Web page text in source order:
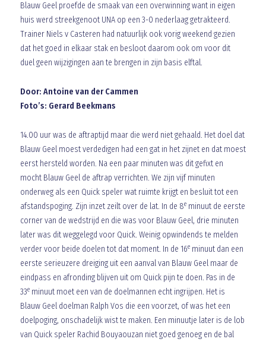
Blauw Geel proefde de smaak van een overwinning want in eigen
huis werd streekgenoot UNA op een 3-0 nederlaag getrakteerd.
Trainer Niels v Casteren had natuurlijk ook vorig weekend gezien
dat het goed in elkaar stak en besloot daarom ook om voor dit
duel geen wijzigingen aan te brengen in zijn basis elftal.
Door: Antoine van der Cammen
Foto’s: Gerard Beekmans
14.00 uur was de aftraptijd maar die werd niet gehaald. Het doel dat
Blauw Geel moest verdedigen had een gat in het zijnet en dat moest
eerst hersteld worden. Na een paar minuten was dit gefixt en
mocht Blauw Geel de aftrap verrichten. We zijn vijf minuten
onderweg als een Quick speler wat ruimte krijgt en besluit tot een
afstandspoging. Zijn inzet zeilt over de lat. In de 8eminuut de eerste
corner van de wedstrijd en die was voor Blauw Geel, drie minuten
later was dit weggelegd voor Quick. Weinig opwindends te melden
verder voor beide doelen tot dat moment. In de 16eminuut dan een
eerste serieuzere dreiging uit een aanval van Blauw Geel maar de
eindpass en afronding blijven uit om Quick pijn te doen. Pas in de
33eminuut moet een van de doelmannen echt ingrijpen. Het is
Blauw Geel doelman Ralph Vos die een voorzet, of was het een
doelpoging, onschadelijk wist te maken. Een minuutje later is de lob
van Quick speler Rachid Bouyaouzan niet goed genoeg en de bal